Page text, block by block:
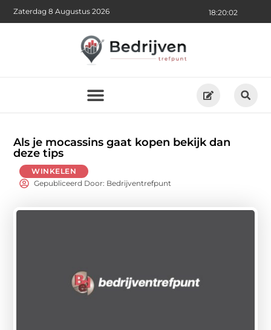
18:20:04
Zaterdag 8 Augustus 2026
Als je mocassins gaat kopen bekijk dan
deze tips
WINKELEN
Gepubliceerd Door: Bedrijventrefpunt